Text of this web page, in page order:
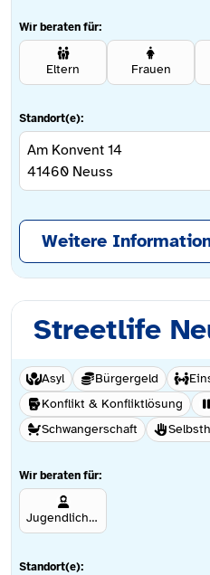
Wir beraten für:
Eltern Frauen
Standort(e):
Am Konvent 14
41460 Neuss
Weitere
Streetlife
Asyl Bürgergeld
Konflikt & Konfliktlösung
Schwangerschaft
Wir beraten für:
Jugendliche ab 12 Jahren
Standort(e):